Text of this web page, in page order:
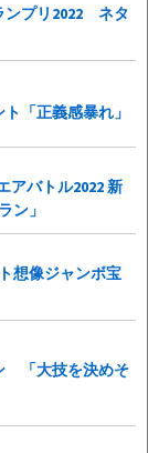
ンプリ2022 ネタ
「正義感暴れ」
バトル2022 新
ン」
想像ジャンボ宝
「大技を決めそ